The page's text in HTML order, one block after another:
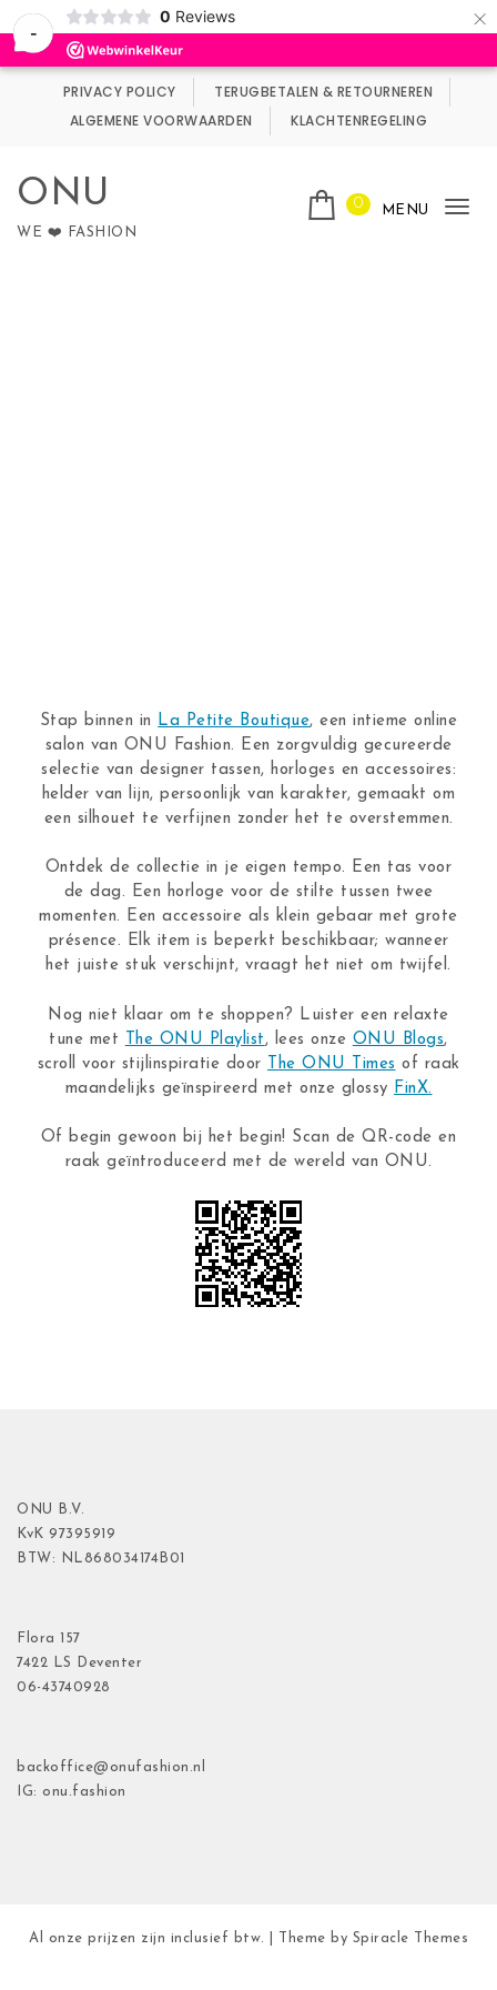
-
0 Reviews ×
Wij maken gebruik van cookies.
PRIVACY POLICY
TERUGBETALEN & RETOURNEREN
ALGEMENE VOORWAARDEN
KLACHTENREGELING
ONU
WE ❤️ FASHION
0 MENU
Stap binnen in La Petite Boutique, een intieme online
salon van ONU Fashion. Een zorgvuldig gecureerde
selectie van designer tassen, horloges en accessoires:
helder van lijn, persoonlijk van karakter, gemaakt om
een silhouet te verfijnen zonder het te overstemmen.
Ontdek de collectie in je eigen tempo. Een tas voor
de dag. Een horloge voor de stilte tussen twee
momenten. Een accessoire als klein gebaar met grote
présence. Elk item is beperkt beschikbaar; wanneer
het juiste stuk verschijnt, vraagt het niet om twijfel.
Nog niet klaar om te shoppen? Luister een relaxte
tune met
The ONU Playlist , lees onze ONU Blogs,
scroll voor stijlinspiratie door
The ONU Times of raak
maandelijks geïnspireerd met onze glossy FinX.
Of begin gewoon bij het begin! Scan de QR-code en
raak geïntroduceerd met de wereld van ONU.
ONU B.V.
KvK 97395919
BTW: NL868034174B01
Flora 157
7422 LS Deventer
06-43740928
backoffice@onufashion.nl
IG: onu.fashion
Al onze prijzen zijn inclusief btw. | Theme by Spiracle Themes